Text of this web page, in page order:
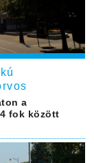
a
fok között